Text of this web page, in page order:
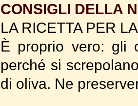
CONSIGLI DELLA
LA RICETTA PER
È proprio vero: gli
perché si
di oliva. Ne